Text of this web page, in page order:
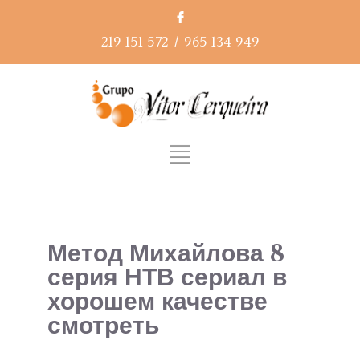
219 151 572 / 965 134 949
Метод Михайлова 8
серия НТВ сериал в
хорошем качестве
смотреть